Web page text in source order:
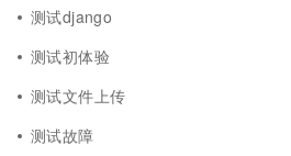
测试django
测试初体验
测试文件上传
测试故障